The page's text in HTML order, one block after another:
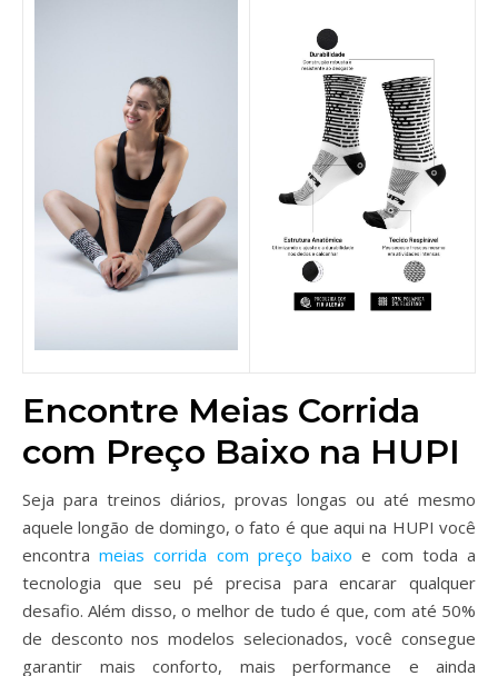
Encontre Meias Corrida
com Preço Baixo na HUPI
Seja para treinos diários, provas longas ou até mesmo
aquele longão de domingo, o fato é que aqui na HUPI você
encontrameias corrida com preço baixo e com toda a
tecnologia que seu pé precisa para encarar qualquer
desafio. Além disso, o melhor de tudo é que, com até 50%
de desconto nos modelos selecionados, você consegue
garantir mais conforto, mais performance e ainda